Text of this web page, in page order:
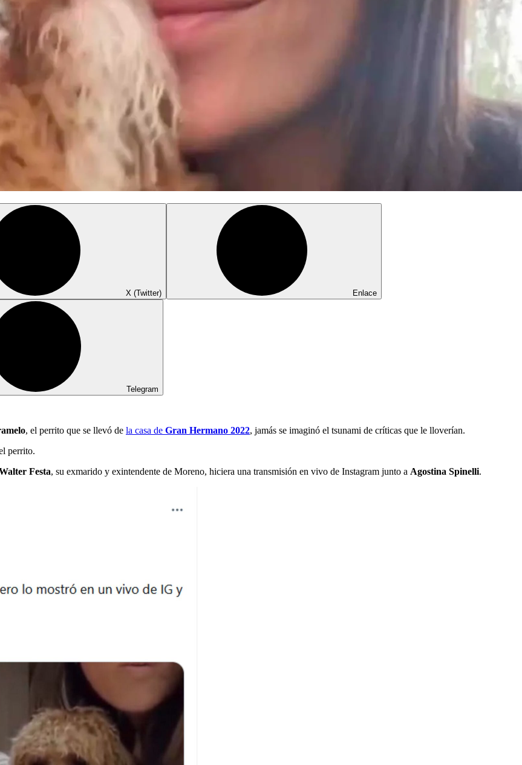
X (Twitter) Enlace
Telegram
, el perrito que se llevó de la casa de Gran Hermano 2022, jamás se imaginó el tsunami de críticas que le lloverían.
perrito.
Festa, su exmarido y exintendente de Moreno, hiciera una transmisión en vivo de Instagram junto a Agostina Spinelli.